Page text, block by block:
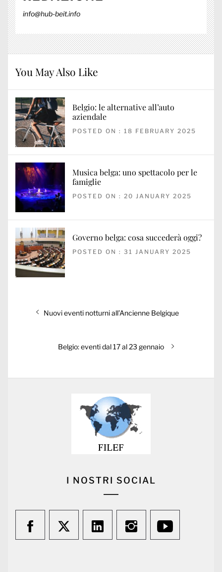
info@hub-beit.info
You May Also Like
Belgio: le alternative all’auto
aziendale
POSTED ON : 18 FEBRUARY 2025
Musica belga: uno spettacolo per le
famiglie
POSTED ON : 20 JANUARY 2025
Governo belga: cosa succederà oggi?
POSTED ON : 31 JANUARY 2025
navigation
Previous
Nuovi eventi notturni all’Ancienne Belgique
Next
Belgio: eventi dal 17 al 23 gennaio
I NOSTRI SOCIAL